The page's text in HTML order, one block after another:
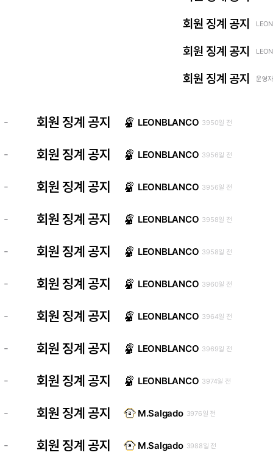
회원 징계 공지
회원 징계 공지
회원 징계 공지 운영
- 회원 징계 공지 LEONBLANCO 3950일 전
- 회원 징계 공지 LEONBLANCO 3956일 전
- 회원 징계 공지 LEONBLANCO 3956일 전
- 회원 징계 공지 LEONBLANCO 3958일 전
- 회원 징계 공지 LEONBLANCO 3958일 전
- 회원 징계 공지 LEONBLANCO 3960일 전
- 회원 징계 공지 LEONBLANCO 3964일 전
- 회원 징계 공지 LEONBLANCO 3969일 전
- 회원 징계 공지 LEONBLANCO 3974일 전
- 회원 징계 공지 M.Salgado 3976일 전
- 회원 징계 공지 M.Salgado 3988일 전